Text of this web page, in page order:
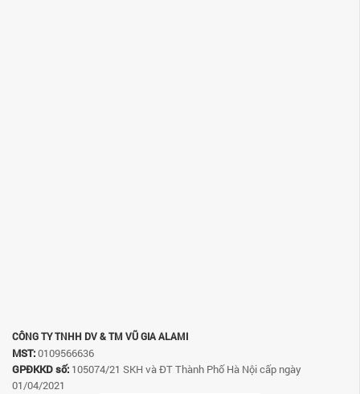
CÔNG TY TNHH DV & TM VŨ GIA ALAMI
MST:0109566636
GPĐKKD số: 105074/21 SKH và ĐT Thành Phố Hà Nội cấp ngày
01/04/2021